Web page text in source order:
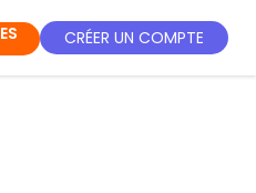
CRÉER UN COMPTE